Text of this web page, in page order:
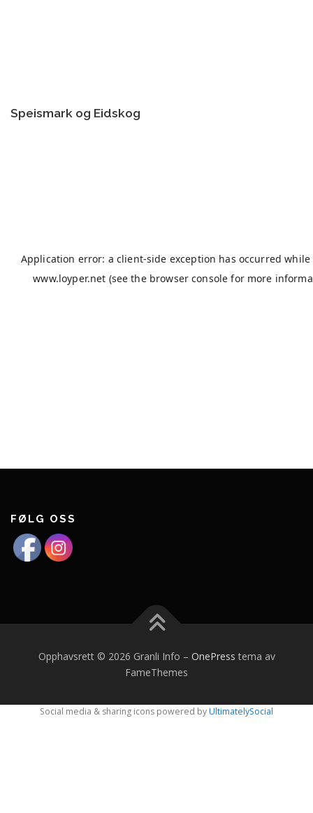
Speismark og Eidskog
FØLG OSS
Opphavsrett © 2026 Granli Info – OnePress tema av
FameThemes
Social media & sharing icons powered byUltimatelySocial